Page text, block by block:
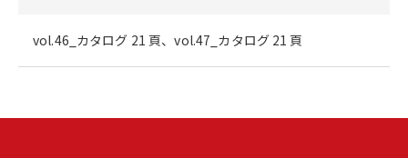
vol.46_カタログ 21 頁、vol.47_カタログ 21 頁